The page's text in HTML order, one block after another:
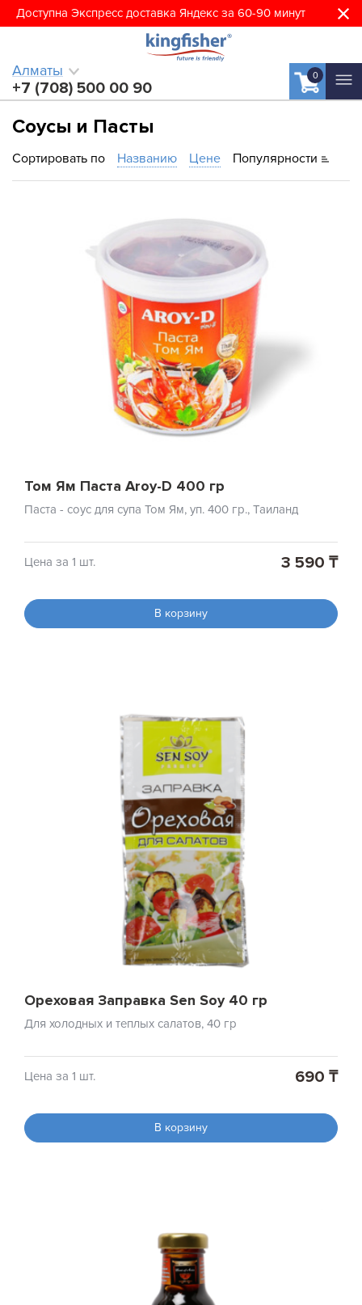
Доступна Экспресс доставка Яндекс за 60-90 минут
0
Алматы
+7 (708) 500 00 90
Соусы и Пасты
Сортировать по Названию Цене Популярности
Том Ям Паста Aroy-D 400 гр
Паста - соус для супа Том Ям, уп. 400 гр., Таиланд
Цена за 1 шт. 3 590 ₸
В корзину
Ореховая Заправка Sen Soy 40 гр
Для холодных и теплых салатов, 40 гр
Цена за 1 шт. 690 ₸
В корзину